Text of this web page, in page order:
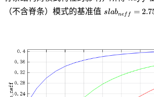
（不含脊条）模式的基准值 slabne f f = 2.7